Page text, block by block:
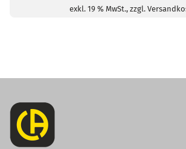
250
exkl. 19 % MwSt., zzgl.